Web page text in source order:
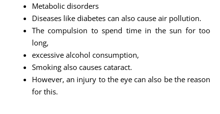
Metabolic disorders
Diseases like diabetes can also cause air pollution.
The compulsion to spend time in the sun for too
long,
excessive alcohol consumption,
Smoking also causes cataract.
However, an injury to the eye can also be the reason
for this.